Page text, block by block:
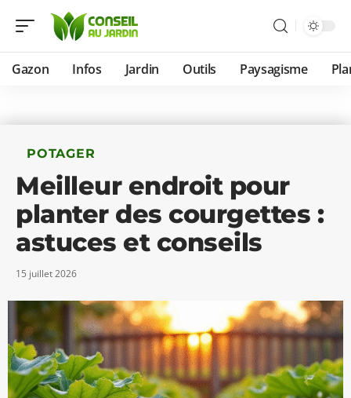
Gazon Infos Jardin Outils Paysagisme
POTAGER
Meilleur endroit pour
planter des courgettes :
astuces et conseils
15 juillet 2026